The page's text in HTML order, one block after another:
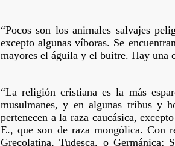
“Pocos son los animales salvajes
excepto algunas víboras. Se
mayores el águila y el buitre. Hay una
“La religión cristiana es la más
musulmanes, y en algunas tribus y
pertenecen a la raza caucásica,
E., que son de raza mongólica. Con
Grecolatina, Tudesca, o Germánica;